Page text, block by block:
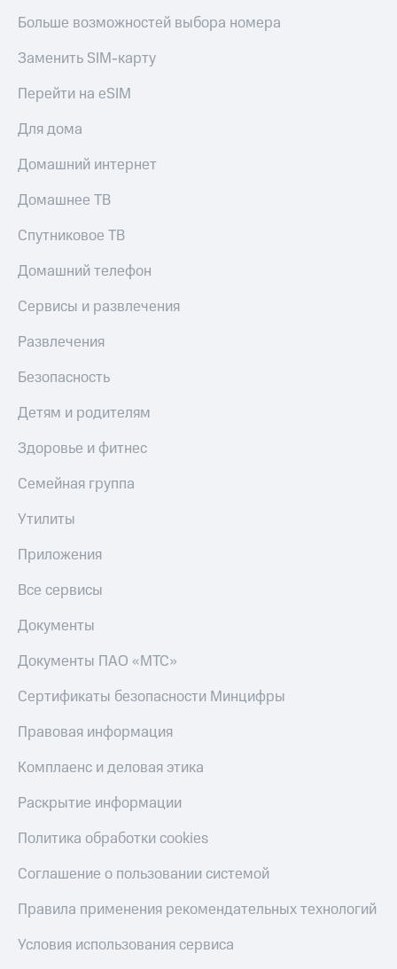
Больше возможностей выбора номера
Заменить SIM-карту
Перейти на eSIM
Для дома
Домашний интернет
Домашнее ТВ
Спутниковое ТВ
Домашний телефон
Сервисы и развлечения
Развлечения
Безопасность
Детям и родителям
Здоровье и фитнес
Семейная группа
Утилиты
Приложения
Все сервисы
Документы
Документы ПАО «МТС»
Сертификаты безопасности Минцифры
Правовая информация
Комплаенс и деловая этика
Раскрытие информации
Политика обработки cookies
Соглашение о пользовании системой
Правила применения рекомендательных технологий
Условия использования сервиса